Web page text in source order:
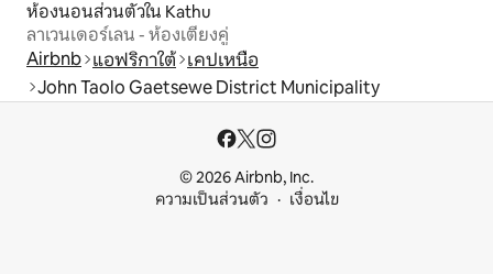
ห้องนอนส่วนตัวใน Kathu
ลาเวนเดอร์เลน - ห้องเตียงคู่
Airbnb แอฟริกาใต้ เคปเหนือ
John Taolo Gaetsewe District Municipality
© 2026 Airbnb, Inc.
ความเป็นส่วนตัว
เงื่อนไข